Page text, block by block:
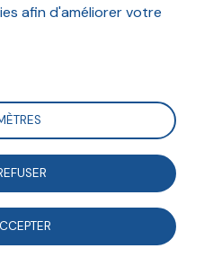
associatif, Passerelles
France générosités,
2014
modèles socio-
afin d'améliorer votre